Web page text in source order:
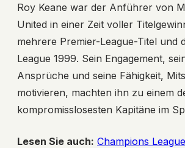
Roy Keane war der Anführer von
United in einer Zeit voller
mehrere Premier-League-Titel und
League 1999. Sein Engagement,
Ansprüche und seine Fähigkeit,
motivieren, machten ihn zu einem
kompromisslosesten Kapitäne im
Lesen Sie auch: Champions